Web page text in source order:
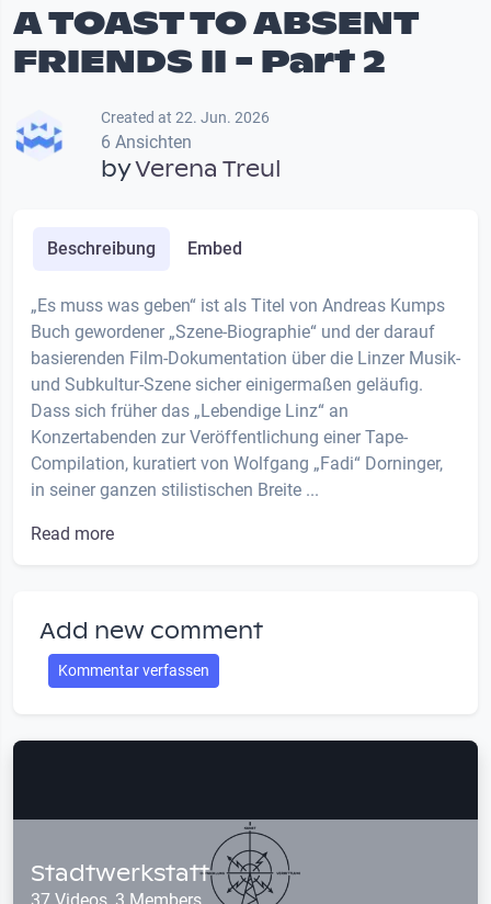
A TOAST TO ABSENT
FRIENDS II - Part 2
Created at 22. Jun. 2026
6 Ansichten
byVerena Treul
Beschreibung Embed
„Es muss was geben“ ist als Titel von Andreas Kumps
Buch gewordener „Szene-Biographie“ und der darauf
basierenden Film-Dokumentation über die Linzer Musik-
und Subkultur-Szene sicher einigermaßen geläufig.
Dass sich früher das „Lebendige Linz“ an
Konzertabenden zur Veröffentlichung einer Tape-
Compilation, kuratiert von Wolfgang „Fadi“ Dorninger,
in seiner ganzen stilistischen Breite ...
Read more
Add new comment
Kommentar verfassen
Stadtwerkstatt